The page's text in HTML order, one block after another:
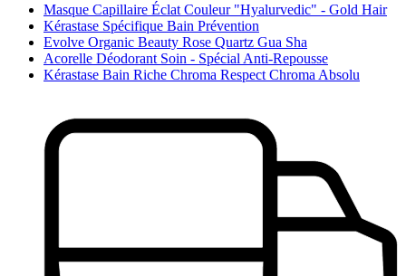
Masque Capillaire Éclat Couleur "Hyalurvedic" - Gold Hair
Kérastase Spécifique Bain Prévention
Evolve Organic Beauty Rose Quartz Gua Sha
Acorelle Déodorant Soin - Spécial Anti-Repousse
Kérastase Bain Riche Chroma Respect Chroma Absolu